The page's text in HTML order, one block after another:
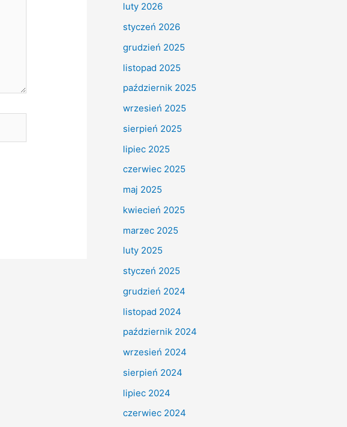
luty 2026
styczeń 2026
grudzień 2025
listopad 2025
październik 2025
wrzesień 2025
sierpień 2025
lipiec 2025
czerwiec 2025
maj 2025
kwiecień 2025
marzec 2025
luty 2025
styczeń 2025
grudzień 2024
listopad 2024
październik 2024
wrzesień 2024
sierpień 2024
lipiec 2024
czerwiec 2024